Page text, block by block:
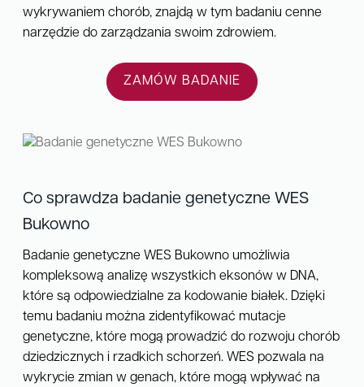
wykrywaniem chorób, znajdą w tym badaniu cenne
narzędzie do zarządzania swoim zdrowiem.
ZAMÓW BADANIE
Co sprawdza badanie genetyczne WES
Bukowno
Badanie genetyczne WES Bukowno umożliwia
kompleksową analizę wszystkich eksonów w DNA,
które są odpowiedzialne za kodowanie białek. Dzięki
temu badaniu można zidentyfikować mutacje
genetyczne, które mogą prowadzić do rozwoju chorób
dziedzicznych i rzadkich schorzeń. WES pozwala na
wykrycie zmian w genach, które mogą wpływać na